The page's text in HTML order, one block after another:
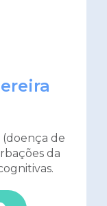
(doença de
da